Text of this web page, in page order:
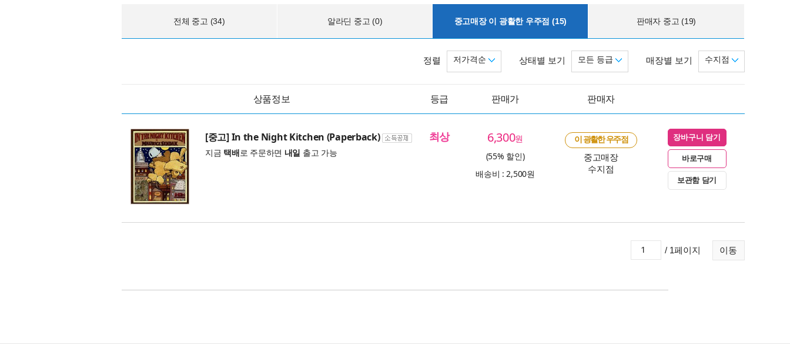
전체 중고 (34) 알라딘 중고 (0) 중고매장 이 광활한 우주점 (15) 판매자 중고 (19)
매장별 보기 수지점
상태별 보기 모든 등급
정렬 저가격순
상품정보 등급 판매가 판매자
[중고] In the Night Kitchen (Paperback)
지금 택배로 주문하면 내일 출고 가능
최상 6,300원
(55% 할인)
배송비 : 2,500원
이 광활한 우주점
중고매장
수지점
장바구니 담기
바로구매
보관함 담기
이동
/ 1페이지